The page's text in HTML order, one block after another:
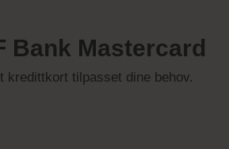
Bank Mastercard
kredittkort tilpasset dine behov.